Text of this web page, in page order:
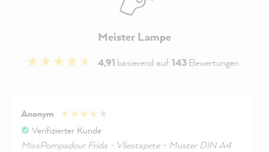
Meister Lampe
4,91 basierend auf143Bewertungen
Anonym
Verifizierter Kunde
MissPompadour Frida - Vliestapete - Muster DIN A4